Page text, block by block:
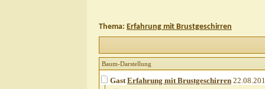
Thema: Erfahrung mit Brustgeschirren
Baum-Darstellung
Gast Erfahrung mit Brustgeschirren